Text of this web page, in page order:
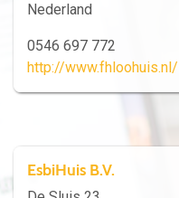
Nederland
0546 697 772
http://www.fhloohuis.nl/
EsbiHuis B.V.